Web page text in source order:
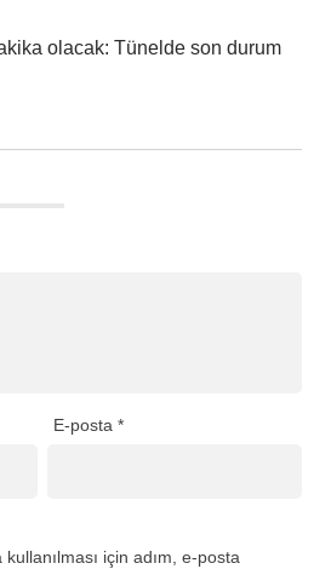
olacak: Tünelde son durum
E-posta*
için adım, e-posta